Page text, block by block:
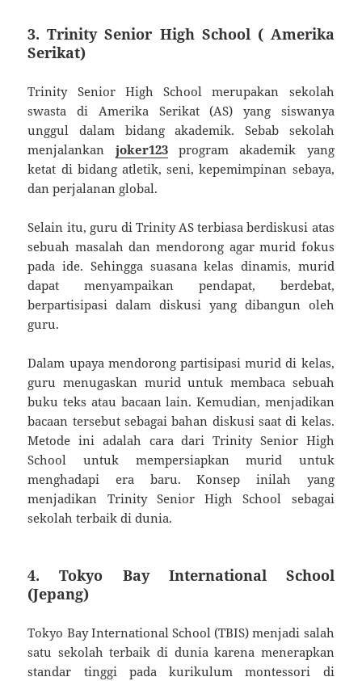
3. Trinity Senior High School ( Amerika
Serikat)
Trinity Senior High School merupakan sekolah
swasta di Amerika Serikat (AS) yang siswanya
unggul dalam bidang akademik. Sebab sekolah
menjalankan joker123program akademik yang
ketat di bidang atletik, seni, kepemimpinan sebaya,
dan perjalanan global.
Selain itu, guru di Trinity AS terbiasa berdiskusi atas
sebuah masalah dan mendorong agar murid fokus
pada ide. Sehingga suasana kelas dinamis, murid
dapat menyampaikan pendapat, berdebat,
berpartisipasi dalam diskusi yang dibangun oleh
guru.
Dalam upaya mendorong partisipasi murid di kelas,
guru menugaskan murid untuk membaca sebuah
buku teks atau bacaan lain. Kemudian, menjadikan
bacaan tersebut sebagai bahan diskusi saat di kelas.
Metode ini adalah cara dari Trinity Senior High
School untuk mempersiapkan murid untuk
menghadapi era baru. Konsep inilah yang
menjadikan Trinity Senior High School sebagai
sekolah terbaik di dunia.
4. Tokyo Bay International School
(Jepang)
Tokyo Bay International School (TBIS) menjadi salah
satu sekolah terbaik di dunia karena menerapkan
standar tinggi pada kurikulum montessori di